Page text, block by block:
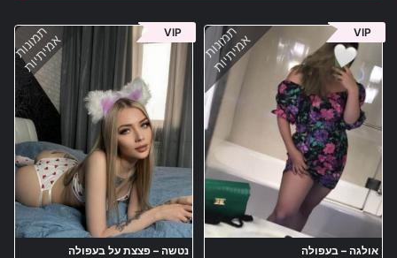
תמונות
אמיתיות VIP
אולגה – בעפולה
תמונות
אמיתיות VIP
נטשה – פצצת על בעפולה